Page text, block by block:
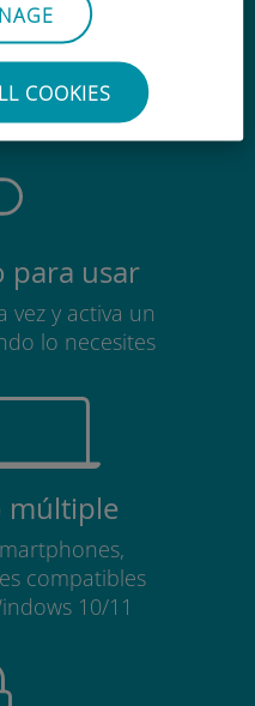
COOKIES
la tarjeta
para usar
vez y activa un
lo necesites
múltiple
compatibles
10/11